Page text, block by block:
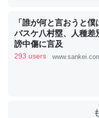
これを元に考えるとカ
類は苦労してるんだな
─ニュース :: 【研究発表】
「誰が何と言おうと
バスケ八村塁、人種差
謗中傷に言及
293 users